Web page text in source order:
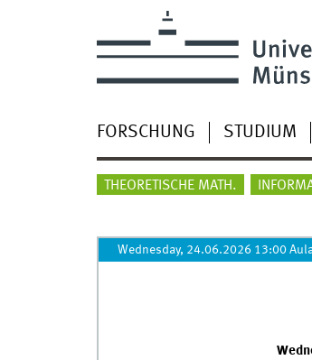
FORSCHUNG STUDIUM
THEORETISCHE MATH.
Wednesday, 24.06.2026 13:00